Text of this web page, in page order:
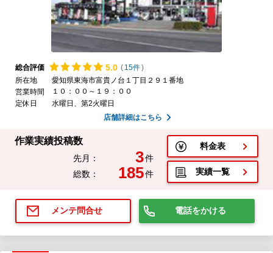
総合評価 5.0 ( 15件)
所在地
愛知県東海市富貴ノ台１丁目２９１番地
営業時間
１０：００～１９：００
定休日
水曜日、第2火曜日
店舗詳細はこちら
作業実績投稿数
先月： 3件
総数：
185件
料金表
実績一覧
メンテ問合せ 電話をかける